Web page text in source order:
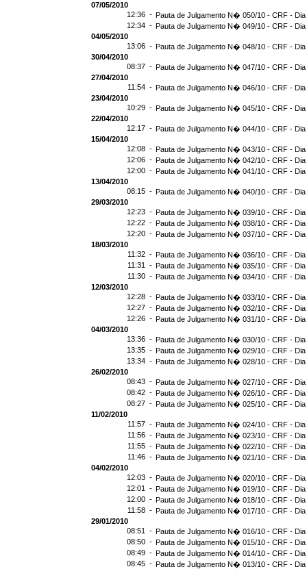
07/05/2010
12:36 - Pauta de Julgamento N� 050/10 - CRF - Dia
12:34 - Pauta de Julgamento N� 049/10 - CRF - Dia
04/05/2010
13:06 - Pauta de Julgamento N� 048/10 - CRF - Dia
30/04/2010
08:37 - Pauta de Julgamento N� 047/10 - CRF - Dia
27/04/2010
11:54 - Pauta de Julgamento N� 046/10 - CRF - Dia
23/04/2010
10:29 - Pauta de Julgamento N� 045/10 - CRF - Dia
22/04/2010
12:17 - Pauta de Julgamento N� 044/10 - CRF - Dia
15/04/2010
12:08 - Pauta de Julgamento N� 043/10 - CRF - Dia
12:06 - Pauta de Julgamento N� 042/10 - CRF - Dia
12:00 - Pauta de Julgamento N� 041/10 - CRF - Dia
13/04/2010
08:15 - Pauta de Julgamento N� 040/10 - CRF - Dia
29/03/2010
12:23 - Pauta de Julgamento N� 039/10 - CRF - Dia
12:22 - Pauta de Julgamento N� 038/10 - CRF - Dia
12:20 - Pauta de Julgamento N� 037/10 - CRF - Dia
18/03/2010
11:32 - Pauta de Julgamento N� 036/10 - CRF - Dia
11:31 - Pauta de Julgamento N� 035/10 - CRF - Dia
11:30 - Pauta de Julgamento N� 034/10 - CRF - Dia
12/03/2010
12:28 - Pauta de Julgamento N� 033/10 - CRF - Dia
12:27 - Pauta de Julgamento N� 032/10 - CRF - Dia
12:26 - Pauta de Julgamento N� 031/10 - CRF - Dia
04/03/2010
13:36 - Pauta de Julgamento N� 030/10 - CRF - Dia
13:35 - Pauta de Julgamento N� 029/10 - CRF - Dia
13:34 - Pauta de Julgamento N� 028/10 - CRF - Dia
26/02/2010
08:43 - Pauta de Julgamento N� 027/10 - CRF - Dia
08:42 - Pauta de Julgamento N� 026/10 - CRF - Dia
08:27 - Pauta de Julgamento N� 025/10 - CRF - Dia
11/02/2010
11:57 - Pauta de Julgamento N� 024/10 - CRF - Dia
11:56 - Pauta de Julgamento N� 023/10 - CRF - Dia
11:55 - Pauta de Julgamento N� 022/10 - CRF - Dia
11:46 - Pauta de Julgamento N� 021/10 - CRF - Dia
04/02/2010
12:03 - Pauta de Julgamento N� 020/10 - CRF - Dia
12:01 - Pauta de Julgamento N� 019/10 - CRF - Dia
12:00 - Pauta de Julgamento N� 018/10 - CRF - Dia
11:58 - Pauta de Julgamento N� 017/10 - CRF - Dia
29/01/2010
08:51 - Pauta de Julgamento N� 016/10 - CRF - Dia
08:50 - Pauta de Julgamento N� 015/10 - CRF - Dia
08:49 - Pauta de Julgamento N� 014/10 - CRF - Dia
08:45 - Pauta de Julgamento N� 013/10 - CRF - Dia